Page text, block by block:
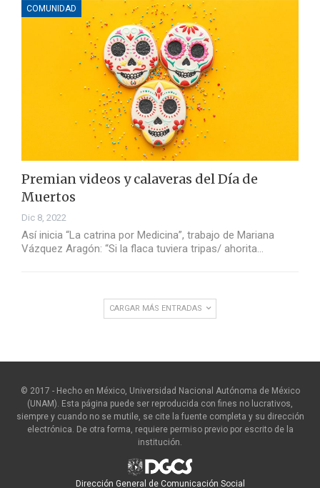
COMUNIDAD
Premian videos y calaveras del Día de
Muertos
Dic 8, 2022
Así inicia “La catrina por Medicina”, trabajo de Mariana
Vázquez Aragón: “Si la flaca tuviera tripas/ ahorita…
CARGAR MÁS ENTRADAS
© 2017 - Hecho en México, Universidad Nacional Autónoma de México
(UNAM). Esta página puede ser reproducida con fines no lucrativos,
siempre y cuando no se mutile, se cite la fuente completa y su dirección
electrónica. De otra forma, requiere permiso previo por escrito de la
institución.
Dirección General de Comunicación Social